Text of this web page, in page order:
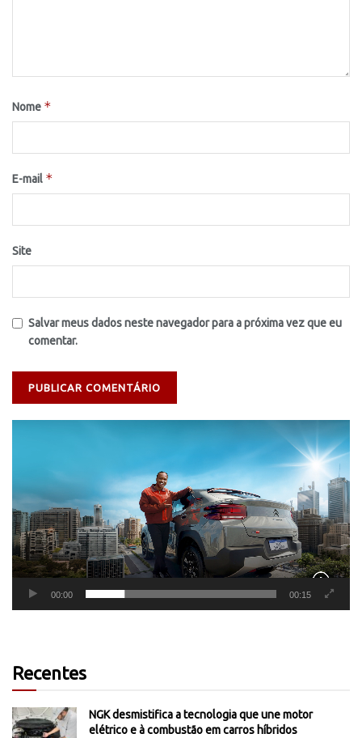
Nome *
E-mail *
Site
Salvar meus dados neste navegador para a próxima vez que eu
comentar.
00:00 00:15
Recentes
NGK desmistifica a tecnologia que une motor
elétrico e à combustão em carros híbridos